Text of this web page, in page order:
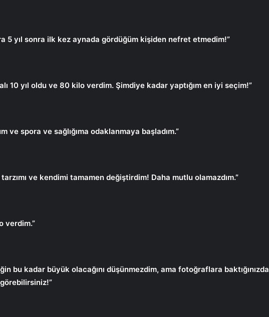
5 yıl sonra ilk kez aynada gördüğüm kişiden nefret etmedim!”
10 yıl oldu ve 80 kilo verdim. Şimdiye kadar yaptığım en iyi seçim!”
ve spora ve sağlığıma odaklanmaya başladım.”
ve kendimi tamamen değiştirdim! Daha mutlu olamazdım.”
verdim.”
bu kadar büyük olacağını düşünmezdim, ama fotoğraflara baktığınızda